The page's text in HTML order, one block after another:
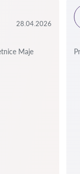
28.04.2026
Maje